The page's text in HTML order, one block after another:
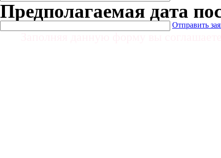
Предполагаемая дата
Отправить